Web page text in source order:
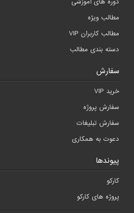
دوره های آموزشی
مطالب ویژه
مطالب کاربران VIP
دسته بندی مطالب
سفارش
خرید VIP
سفارش پروژه
سفارش تبلیغات
دعوت به همکاری
پیوندها
کارکو
پروژه های کارکو